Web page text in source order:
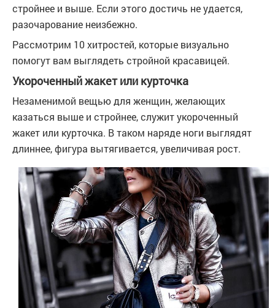
стройнее и выше. Если этого достичь не удается,
разочарование неизбежно.
Рассмотрим 10 хитростей, которые визуально
помогут вам выглядеть стройной красавицей.
Укороченный жакет или курточка
Незаменимой вещью для женщин, желающих
казаться выше и стройнее, служит укороченный
жакет или курточка. В таком наряде ноги выглядят
длиннее, фигура вытягивается, увеличивая рост.